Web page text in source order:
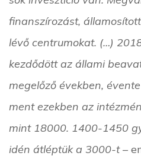
finanszírozást,
lévő centrumokat. (…)
kezdődött az állami
megelőző években,
ment ezekben az
mint 18000. 1400-1450
idén átléptük a 3000-t–